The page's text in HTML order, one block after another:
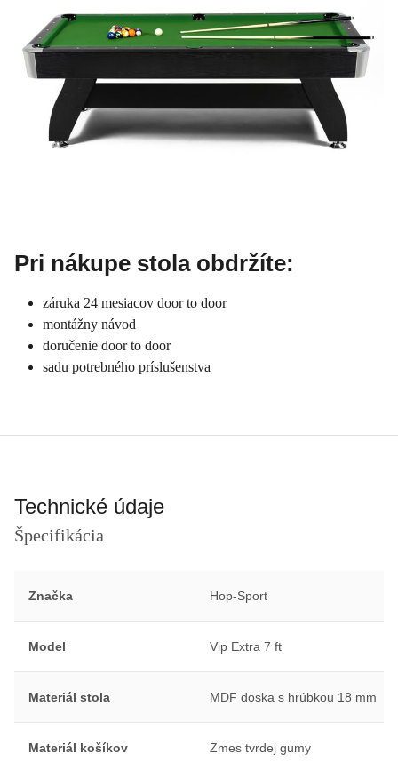
Pri nákupe stola obdržíte:
záruka 24 mesiacov door to door
montážny návod
doručenie door to door
sadu potrebného príslušenstva
Technické údaje
Špecifikácia
Značka Hop-Sport
Model Vip Extra 7 ft
Materiál stola MDF doska s hrúbkou 18 mm
Materiál košíkov Zmes tvrdej gumy